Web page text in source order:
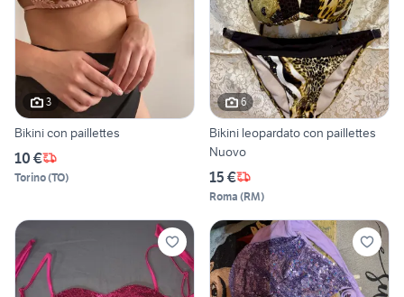
3
Bikini con paillettes
10 €
Torino(TO)
6
Bikini leopardato con paillettes
Nuovo
15 €
Roma (RM)